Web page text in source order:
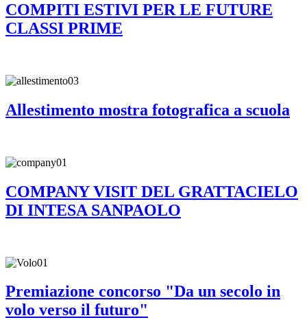
COMPITI ESTIVI PER LE FUTURE
CLASSI PRIME
Allestimento mostra fotografica a scuola
COMPANY VISIT DEL GRATTACIELO
DI INTESA SANPAOLO
Premiazione concorso "Da un secolo in
volo verso il futuro"